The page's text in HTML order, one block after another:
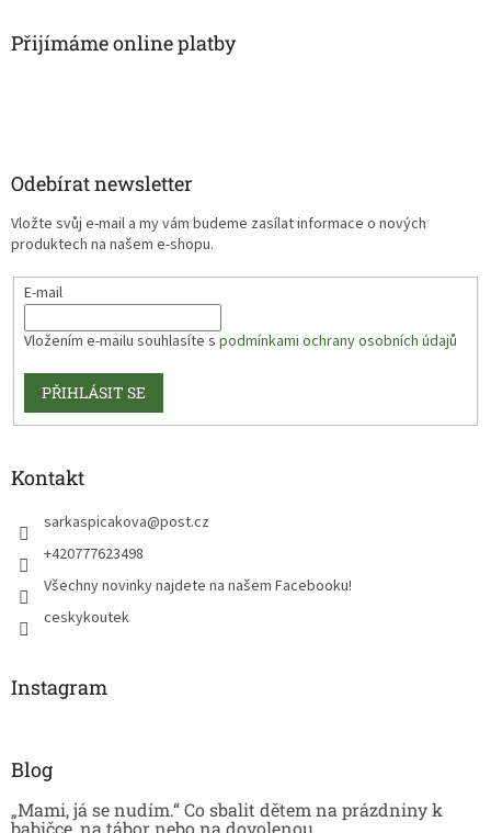
Přijímáme online platby
Odebírat newsletter
Vložte svůj e-mail a my vám budeme zasílat informace o nových
produktech na našem e-shopu.
E-mail
Vložením e-mailu souhlasíte s podmínkami ochrany osobních údajů
PŘIHLÁSIT SE
Kontakt
sarkaspicakova@post.cz
+420777623498
Všechny novinky najdete na našem Facebooku!
ceskykoutek
Instagram
Blog
„Mami, já se nudím.“ Co sbalit dětem na prázdniny k
babičce, na tábor nebo na dovolenou